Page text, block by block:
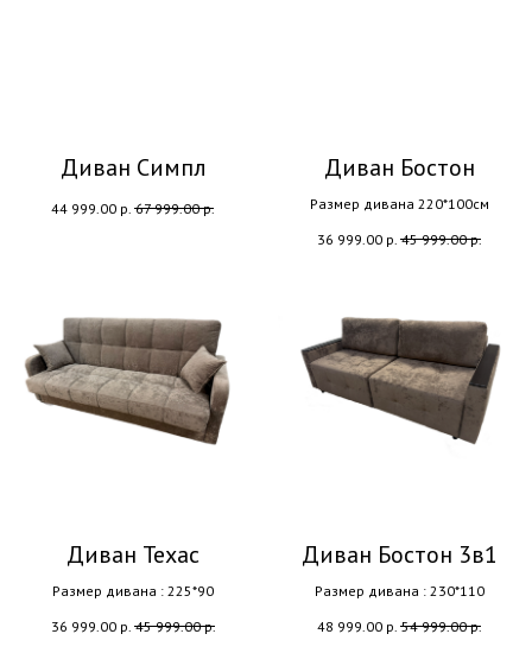
Диван Симпл
44 999.00 р. 67 999.00 р.
Диван Бостон
Размер дивана 220*100см
36 999.00 р. 45 999.00 р.
Диван Техас
Размер дивана : 225*90
36 999.00 р. 45 999.00 р.
Диван Бостон 3в1
Размер дивана : 230*110
48 999.00 р. 54 999.00 р.